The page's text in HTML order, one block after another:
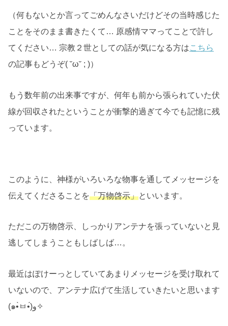
（何もないとか言ってごめんなさいだけどその当時感じた
ことをそのまま書きたくて… 原感情ママってことで許し
てください… 宗教２世としての話が気になる方はこちら
の記事もどうぞ( ˘ω˘ ; )）
もう数年前の出来事ですが、何年も前から張られていた伏
線が回収されたということが衝撃的過ぎて今でも記憶に残
っています。
このように、神様がいろいろな物事を通してメッセージを
伝えてくださることを「万物啓示」といいます。
ただこの万物啓示、しっかりアンテナを張っていないと見
逃してしまうこともしばしば…。
最近はぽけーっとしていてあまりメッセージを受け取れて
いないので、アンテナ広げて生活していきたいと思います
(๑•̀ㅂ•́)و✧